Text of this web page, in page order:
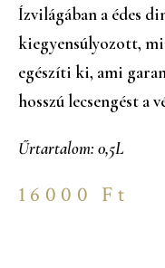
Ízvilágában a édes
kiegyensúlyozott,
egészíti ki, ami
hosszú lecsengést a
Űrtartalom: 0,5L
16000 Ft